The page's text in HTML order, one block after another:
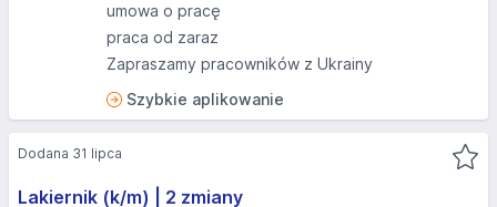
umowa o pracę
praca od zaraz
Zapraszamy pracowników z Ukrainy
Szybkie aplikowanie
Lakiernik (k/m) | 2 zmiany
Dodana 31 lipca